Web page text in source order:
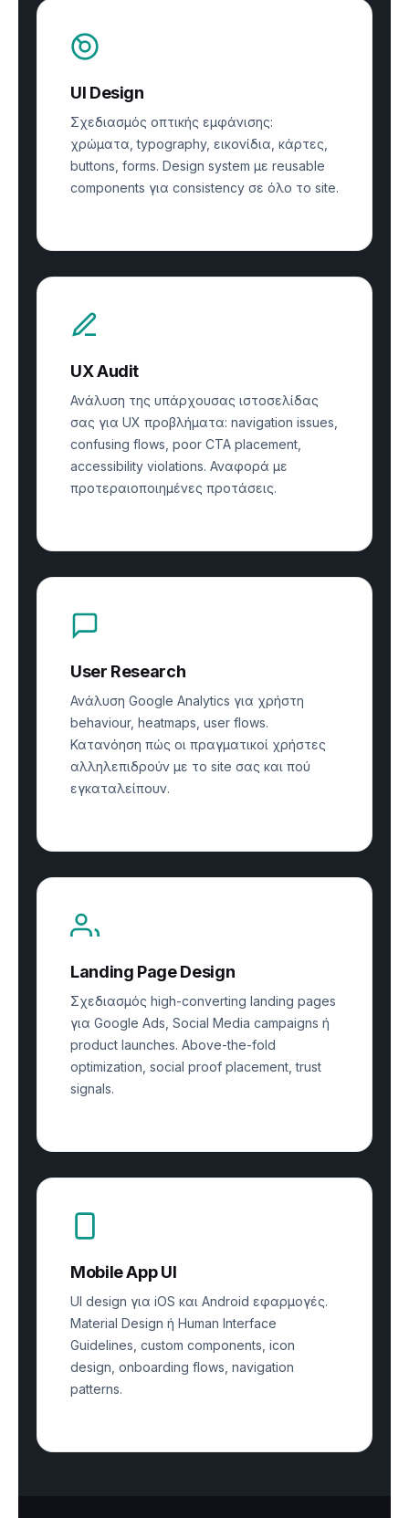
UI Design
Σχεδιασμός οπτικής εμφάνισης:
χρώματα, typography, εικονίδια, κάρτες,
buttons, forms. Design system με reusable
components για consistency σε όλο το site.
UX Audit
Ανάλυση της υπάρχουσας ιστοσελίδας
σας για UX προβλήματα: navigation issues,
confusing flows, poor CTA placement,
accessibility violations. Αναφορά με
προτεραιοποιημένες προτάσεις.
User Research
Ανάλυση Google Analytics για χρήστη
behaviour, heatmaps, user flows.
Κατανόηση πώς οι πραγματικοί χρήστες
αλληλεπιδρούν με το site σας και πού
εγκαταλείπουν.
Landing Page Design
Σχεδιασμός high-converting landing pages
για Google Ads, Social Media campaigns ή
product launches. Above-the-fold
optimization, social proof placement, trust
signals.
Mobile App UI
UI design για iOS και Android εφαρμογές.
Material Design ή Human Interface
Guidelines, custom components, icon
design, onboarding flows, navigation
patterns.